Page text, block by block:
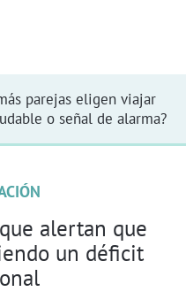
parejas eligen viajar
o señal de alarma?
alertan que
un déficit